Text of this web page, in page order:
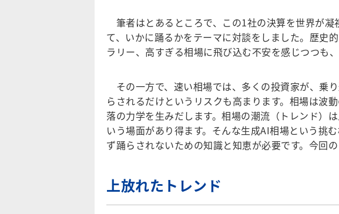
筆者はとあるところで、この1社の決算を世界が
て、いかに踊るかをテーマに対談をしました。歴史
ラリー、高すぎる相場に飛び込む不安を感じつつも
その一方で、速い相場では、多くの投資家が、乗
らされるだけというリスクも高まります。相場は波
落の力学を生みだします。相場の潮流（トレンド）
いう場面があり得ます。そんな生成AI相場という挑
ず踊らされないための知識と知恵が必要です。今回
上放れたトレンド